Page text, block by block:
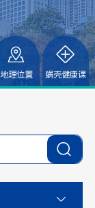
地理位置 蜗壳健康课